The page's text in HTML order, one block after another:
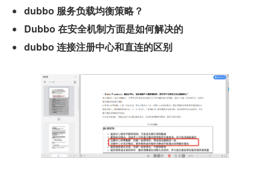
dubbo 服务负载均衡策略？
Dubbo 在安全机制方面是如何解决的
dubbo 连接注册中心和直连的区别